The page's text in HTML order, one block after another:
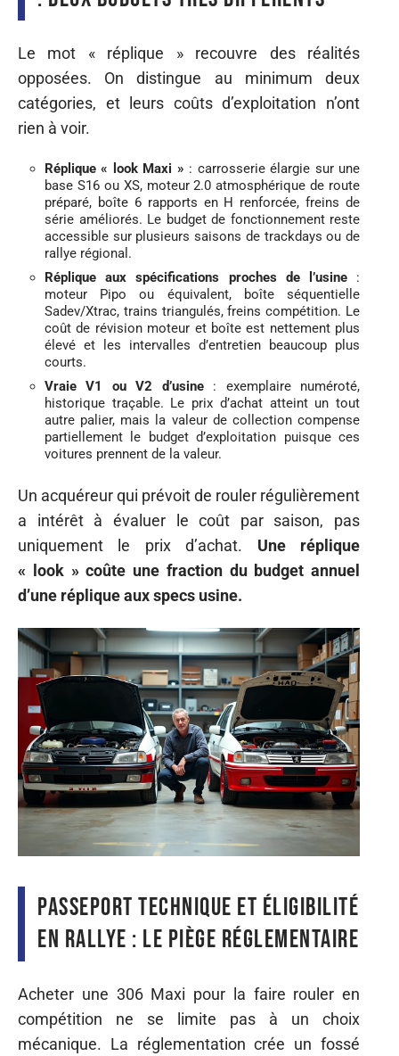
Le mot « réplique » recouvre des réalités
opposées. On distingue au minimum deux
catégories, et leurs coûts d’exploitation n’ont
rien à voir.
Réplique « look Maxi » : carrosserie élargie sur une
base S16 ou XS, moteur 2.0 atmosphérique de route
préparé, boîte 6 rapports en H renforcée, freins de
série améliorés. Le budget de fonctionnement reste
accessible sur plusieurs saisons de trackdays ou de
rallye régional.
Réplique aux spécifications proches de l’usine:
moteur Pipo ou équivalent, boîte séquentielle
Sadev/Xtrac, trains triangulés, freins compétition. Le
coût de révision moteur et boîte est nettement plus
élevé et les intervalles d’entretien beaucoup plus
courts.
Vraie V1 ou V2 d’usine: exemplaire numéroté,
historique traçable. Le prix d’achat atteint un tout
autre palier, mais la valeur de collection compense
partiellement le budget d’exploitation puisque ces
voitures prennent de la valeur.
Un acquéreur qui prévoit de rouler régulièrement
a intérêt à évaluer le coût par saison, pas
uniquement le prix d’achat. Une réplique
« look » coûte une fraction du budget annuel
d’une réplique aux specs usine.
Passeport technique et éligibilité
en rallye : le piège réglementaire
Acheter une 306 Maxi pour la faire rouler en
compétition ne se limite pas à un choix
mécanique. La réglementation crée un fossé